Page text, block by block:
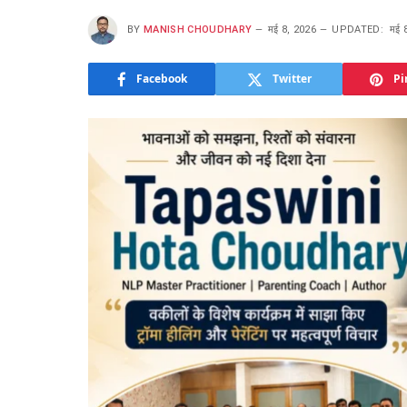
BY MANISH CHOUDHARY मई 8, 2026 UPDATED: मई
Facebook Twitter